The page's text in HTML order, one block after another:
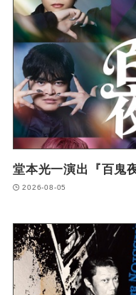
堂本光一演出『百鬼
2026-08-05